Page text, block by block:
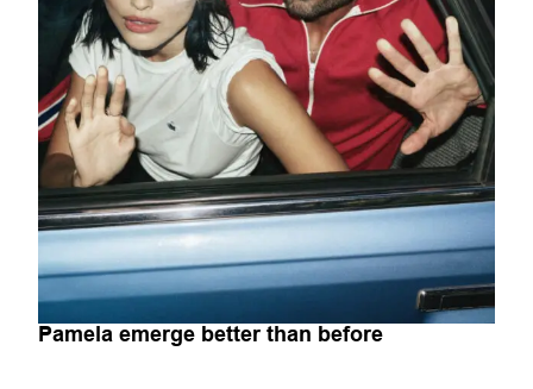
Pamela emerge better than before